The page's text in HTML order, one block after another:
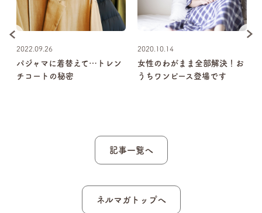
2022.09.26
パジャマに着替えて…トレン
チコートの秘密
2020.10.14
女性のわがまま全部解決！お
うちワンピース登場です
記事一覧へ
ネルマガトップへ